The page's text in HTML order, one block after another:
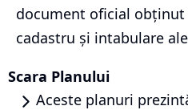
document oficial obținut
cadastru și intabulare
Scara Planului
Aceste planuri